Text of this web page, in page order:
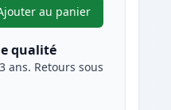
ajuster
au panier
,Canon 718
qualité
ans. Retours sous